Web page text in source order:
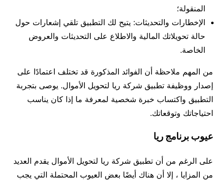
المنقولة؛
الإخطارات والتحديثات: يتيح لك التطبيق تلقي إشعارات حول
حالة تحويلاتك المالية والاطلاع على التحديثات والعروض
الخاصة.
من المهم ملاحظة أن الفوائد المذكورة قد تختلف اعتمادًا على
إصدار ووظيفة تطبيق شركة ريا لتحويل الأموال. يوصى بتجربة
التطبيق واكتساب خبرة شخصية لمعرفة ما إذا كان يناسب
احتياجاتك وتوقعاتك.
عيوب برنامج ريا
على الرغم من أن تطبيق شركة ريا لتحويل الأموال يقدم العديد
من المزايا ، إلا أن هناك أيضًا بعض العيوب المحتملة التي يجب